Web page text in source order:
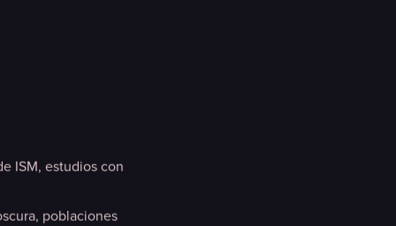
ISM, estudios con
poblaciones